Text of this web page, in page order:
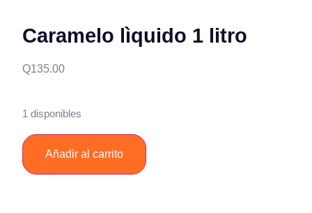
Caramelo lìquido 1 litro
Q135.00
1 disponibles
Añadir al carrito